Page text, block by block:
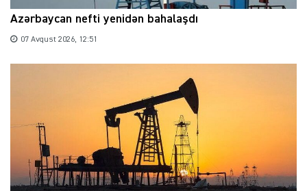
Azərbaycan nefti yenidən bahalaşdı
07 Avqust 2026, 12:51